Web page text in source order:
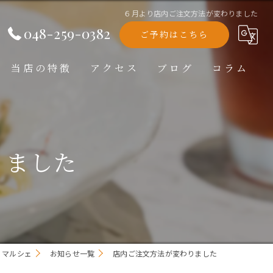
６月より店内ご注文方法が変わりました
048-259-0382 ご予約はこちら
当店の特徴
ディナー
テイクアウト
記念日
アクセス ブログ コラム
した
ルシェ お知らせ一覧 店内ご注文方法が変わりました